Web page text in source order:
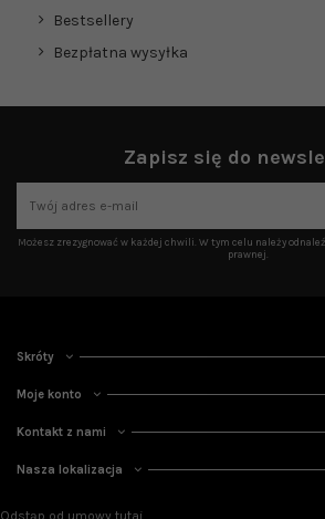
Bestsellery
Bezpłatna wysyłka
Zapisz się do
Możesz zrezygnować w każdej chwili. W tym celu należy
prawnej.
Skróty
Moje konto
Kontakt z nami
Nasza lokalizacja
Odstąp od umowy tutaj